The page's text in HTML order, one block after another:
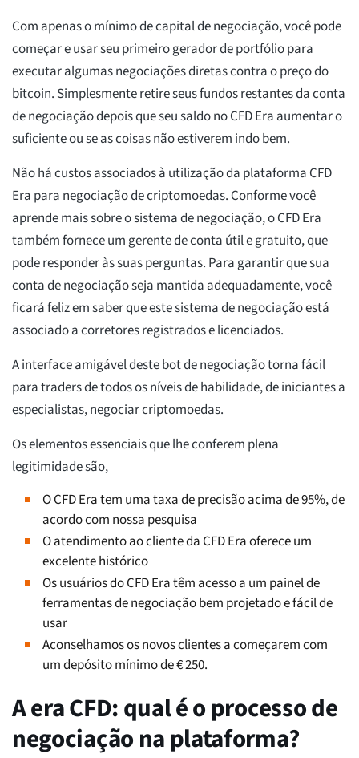
Com apenas o mínimo de capital de negociação, você pode
começar e usar seu primeiro gerador de portfólio para
executar algumas negociações diretas contra o preço do
bitcoin. Simplesmente retire seus fundos restantes da conta
de negociação depois que seu saldo no CFD Era aumentar o
suficiente ou se as coisas não estiverem indo bem.
Não há custos associados à utilização da plataforma CFD
Era para negociação de criptomoedas. Conforme você
aprende mais sobre o sistema de negociação, o CFD Era
também fornece um gerente de conta útil e gratuito, que
pode responder às suas perguntas. Para garantir que sua
conta de negociação seja mantida adequadamente, você
ficará feliz em saber que este sistema de negociação está
associado a corretores registrados e licenciados.
A interface amigável deste bot de negociação torna fácil
para traders de todos os níveis de habilidade, de iniciantes a
especialistas, negociar criptomoedas.
Os elementos essenciais que lhe conferem plena
legitimidade são,
O CFD Era tem uma taxa de precisão acima de 95%, de
acordo com nossa pesquisa
O atendimento ao cliente da CFD Era oferece um
excelente histórico
Os usuários do CFD Era têm acesso a um painel de
ferramentas de negociação bem projetado e fácil de
usar
Aconselhamos os novos clientes a começarem com
um depósito mínimo de € 250.
A era CFD: qual é o processo de
negociação na plataforma?